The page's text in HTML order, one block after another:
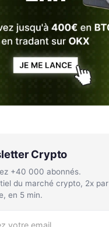
Crypto
+40 000 abonnés.
du marché crypto, 2x par
en 5 min.